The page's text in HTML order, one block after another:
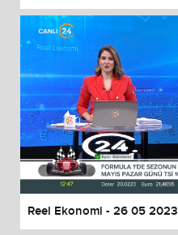
Reel Ekonomi - 26 05 2023